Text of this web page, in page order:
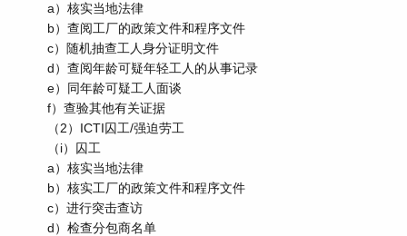
a）核实当地法律
b）查阅工厂的政策文件和程序文件
c）随机抽查工人身分证明文件
d）查阅年龄可疑年轻工人的从事记录
e）同年龄可疑工人面谈
f）查验其他有关证据
（2）ICTI囚工/强迫劳工
（i）囚工
a）核实当地法律
b）核实工厂的政策文件和程序文件
c）进行突击查访
d）检查分包商名单